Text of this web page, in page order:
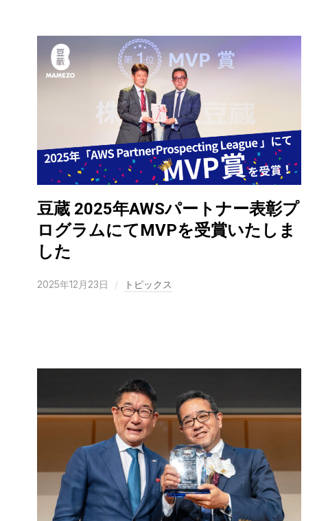
豆蔵 2025年AWSパートナー表彰プ
ログラムにてMVPを受賞いたしま
した
2025年12月23日 トピックス